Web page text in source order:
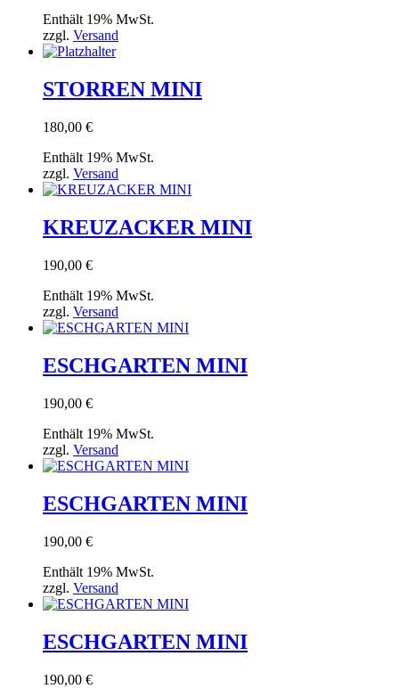
Enthält 19% MwSt.
zzgl. Versand
STORREN MINI
180,00 €
Enthält 19% MwSt.
zzgl. Versand
KREUZACKER MINI
190,00 €
Enthält 19% MwSt.
zzgl. Versand
ESCHGARTEN MINI
190,00 €
Enthält 19% MwSt.
zzgl. Versand
ESCHGARTEN MINI
190,00 €
Enthält 19% MwSt.
zzgl. Versand
ESCHGARTEN MINI
190,00 €